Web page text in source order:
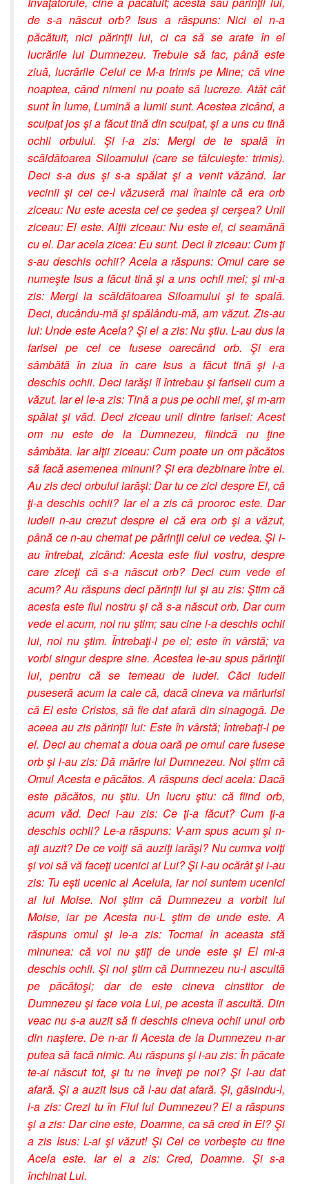
de s-a născut orb? Isus a răspuns: Nici el n-a
păcătuit, nici părinţii lui, ci ca să se arate în el
lucrările lui Dumnezeu. Trebuie să fac, până este
ziuă, lucrările Celui ce M-a trimis pe Mine; că vine
noaptea, când nimeni nu poate să lucreze. Atât cât
sunt în lume, Lumină a lumii sunt. Acestea zicând, a
scuipat jos şi a făcut tină din scuipat, şi a uns cu tină
ochii orbului. Şi i-a zis: Mergi de te spală în
scăldătoarea Siloamului (care se tâlcuieşte: trimis).
Deci s-a dus şi s-a spălat şi a venit văzând. Iar
vecinii şi cei ce-l văzuseră mai înainte că era orb
ziceau: Nu este acesta cel ce şedea şi cerşea? Unii
ziceau: El este. Alţii ziceau: Nu este el, ci seamănă
cu el. Dar acela zicea: Eu sunt. Deci îi ziceau: Cum ţi
s-au deschis ochii? Acela a răspuns: Omul care se
numeşte Isus a făcut tină şi a uns ochii mei; şi mi-a
zis: Mergi la scăldătoarea Siloamului şi te spală.
Deci, ducându-mă şi spălându-mă, am văzut. Zis-au
lui: Unde este Acela? Şi el a zis: Nu ştiu. L-au dus la
farisei pe cel ce fusese oarecând orb. Şi era
sâmbătă în ziua în care Isus a făcut tină şi i-a
deschis ochii. Deci iarăşi îl întrebau şi fariseii cum a
văzut. Iar el le-a zis: Tină a pus pe ochii mei, şi m-am
spălat şi văd. Deci ziceau unii dintre farisei: Acest
om nu este de la Dumnezeu, fiindcă nu ţine
sâmbăta. Iar alţii ziceau: Cum poate un om păcătos
să facă asemenea minuni? Şi era dezbinare între ei.
Au zis deci orbului iarăşi: Dar tu ce zici despre El, că
ţi-a deschis ochii? Iar el a zis că prooroc este. Dar
iudeii n-au crezut despre el că era orb şi a văzut,
până ce n-au chemat pe părinţii celui ce vedea. Şi i-
au întrebat, zicând: Acesta este fiul vostru, despre
care ziceţi că s-a născut orb? Deci cum vede el
acum? Au răspuns deci părinţii lui şi au zis: Ştim că
acesta este fiul nostru şi că s-a născut orb. Dar cum
vede el acum, noi nu ştim; sau cine i-a deschis ochii
lui, noi nu ştim. Întrebaţi-l pe el; este în vârstă; va
vorbi singur despre sine. Acestea le-au spus părinţii
lui, pentru că se temeau de iudei. Căci iudeii
puseseră acum la cale că, dacă cineva va mărturisi
că El este Cristos, să fie dat afară din sinagogă. De
aceea au zis părinţii lui: Este în vârstă; întrebaţi-l pe
el. Deci au chemat a doua oară pe omul care fusese
orb şi i-au zis: Dă mărire lui Dumnezeu. Noi ştim că
Omul Acesta e păcătos. A răspuns deci acela: Dacă
este păcătos, nu ştiu. Un lucru ştiu: că fiind orb,
acum văd. Deci i-au zis: Ce ţi-a făcut? Cum ţi-a
deschis ochii? Le-a răspuns: V-am spus acum şi n-
aţi auzit? De ce voiţi să auziţi iarăşi? Nu cumva voiţi
şi voi să vă faceţi ucenici ai Lui? Şi l-au ocărât şi i-au
zis: Tu eşti ucenic al Aceluia, iar noi suntem ucenici
ai lui Moise. Noi ştim că Dumnezeu a vorbit lui
Moise, iar pe Acesta nu-L ştim de unde este. A
răspuns omul şi le-a zis: Tocmai în aceasta stă
minunea: că voi nu ştiţi de unde este şi El mi-a
deschis ochii. Şi noi ştim că Dumnezeu nu-i ascultă
pe păcătoşi; dar de este cineva cinstitor de
Dumnezeu şi face voia Lui, pe acesta îl ascultă. Din
veac nu s-a auzit să fi deschis cineva ochii unui orb
din naştere. De n-ar fi Acesta de la Dumnezeu n-ar
putea să facă nimic. Au răspuns şi i-au zis: În păcate
te-ai născut tot, şi tu ne înveţi pe noi? Şi l-au dat
afară. Şi a auzit Isus că l-au dat afară. Şi, găsindu-l,
i-a zis: Crezi tu în Fiul lui Dumnezeu? El a răspuns
şi a zis: Dar cine este, Doamne, ca să cred în El? Şi
a zis Isus: L-ai şi văzut! Şi Cel ce vorbeşte cu tine
Acela este. Iar el a zis: Cred, Doamne. Şi s-a
închinat Lui.